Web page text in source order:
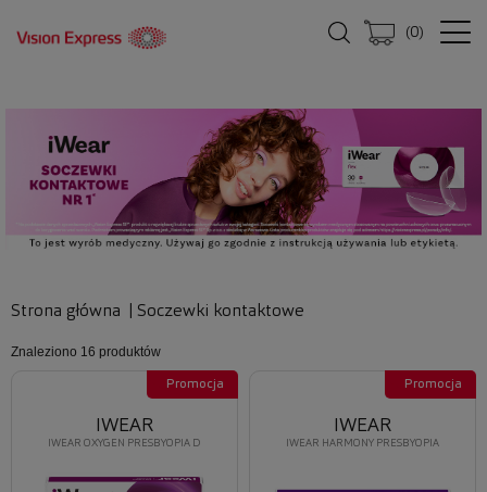
(0)
Strona główna Soczewki kontaktowe
Znaleziono 16 produktów
Promocja
IWEAR OXYGEN PRESBYOPIA D
IWEAR
Promocja
IWEAR HARMONY PRESBYOPIA
IWEAR